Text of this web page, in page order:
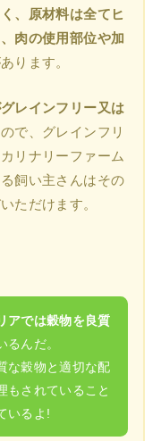
、原材料は全てヒ
肉の使用部位や加
ります。
レインフリー又は
で、グレインフリ
リナリーファーム
飼い主さんはその
ただけます。
アでは穀物を良質
るんだ。
な穀物と適切な配
もされていること
いるよ!